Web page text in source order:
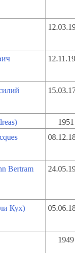
1951
Bertram
Кух)
1949